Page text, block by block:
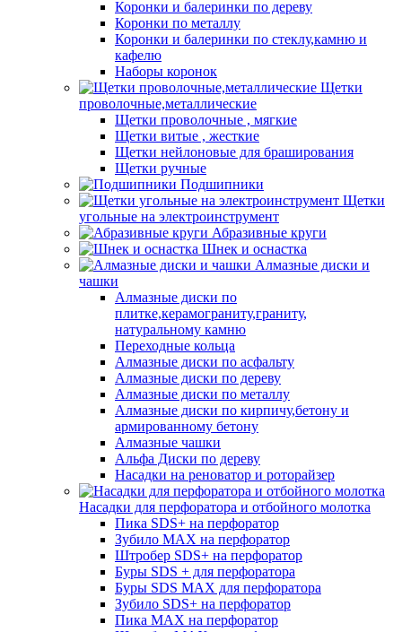
Коронки и балеринки по дереву
Коронки по металлу
Коронки и балеринки по стеклу,камню и
кафелю
Наборы коронок
Щетки
проволочные,металлические
Щетки проволочные , мягкие
Щетки витые , жесткие
Щетки нейлоновые для браширования
Щетки ручные
Подшипники
Щетки
угольные на электроинструмент
Абразивные круги
Шнек и оснастка
Алмазные диски и
чашки
Алмазные диски по
плитке,керамограниту,граниту,
натуральному камню
Переходные кольца
Алмазные диски по асфальту
Алмазные диски по дереву
Алмазные диски по металлу
Алмазные диски по кирпичу,бетону и
армированному бетону
Алмазные чашки
Альфа Диски по дереву
Насадки на реноватор и роторайзер
Насадки для перфоратора и отбойного молотка
Пика SDS+ на перфоратор
Зубило MAX на перфоратор
Штробер SDS+ на перфоратор
Буры SDS + для перфоратора
Буры SDS MAX для перфоратора
Зубило SDS+ на перфоратор
Пика MAX на перфоратор